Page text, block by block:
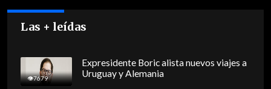
Las + leídas
7679
Expresidente Boric alista nuevos viajes a
Uruguay y Alemania